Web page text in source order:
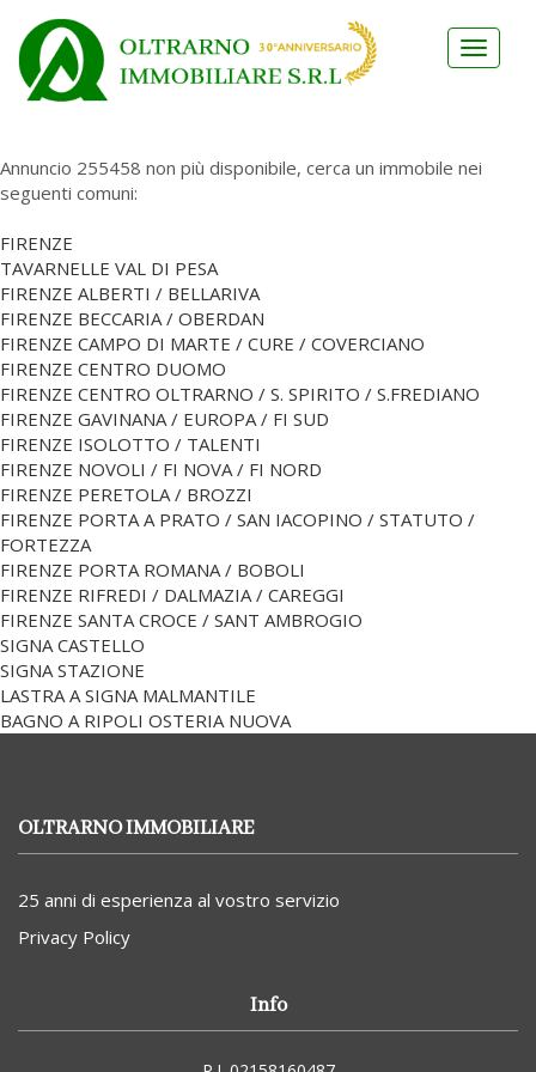
Toggle
Annuncio 255458 non più disponibile, cerca un immobile nei
seguenti comuni:
FIRENZE
TAVARNELLE VAL DI PESA
FIRENZE ALBERTI / BELLARIVA
FIRENZE BECCARIA / OBERDAN
FIRENZE CAMPO DI MARTE / CURE / COVERCIANO
FIRENZE CENTRO DUOMO
FIRENZE CENTRO OLTRARNO / S. SPIRITO / S.FREDIANO
FIRENZE GAVINANA / EUROPA / FI SUD
FIRENZE ISOLOTTO / TALENTI
FIRENZE NOVOLI / FI NOVA / FI NORD
FIRENZE PERETOLA / BROZZI
FIRENZE PORTA A PRATO / SAN IACOPINO / STATUTO /
FORTEZZA
FIRENZE PORTA ROMANA / BOBOLI
FIRENZE RIFREDI / DALMAZIA / CAREGGI
FIRENZE SANTA CROCE / SANT AMBROGIO
SIGNA CASTELLO
SIGNA STAZIONE
LASTRA A SIGNA MALMANTILE
BAGNO A RIPOLI OSTERIA NUOVA
OLTRARNO IMMOBILIARE
25 anni di esperienza al vostro servizio
Privacy Policy
Info